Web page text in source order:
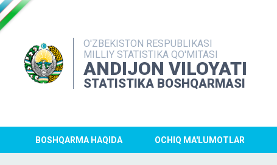
O'ZBEKISTON RESPUBLIKASI
MILLIY STATISTIKA QO'MITASI
ANDIJON VILOYATI
STATISTIKA BOSHQARMASI
BOSHQARMA HAQIDA OCHIQ MA'LUMOTLAR